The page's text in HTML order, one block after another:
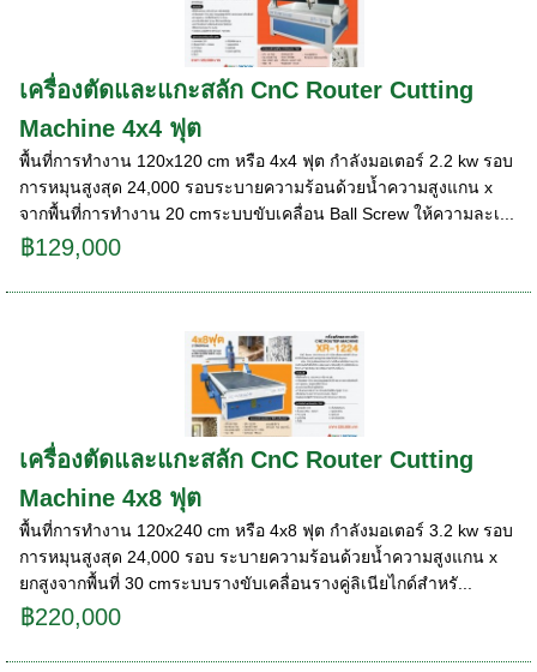
เครื่องตัดและแกะสลัก CnC Router Cutting
Machine 4x4 ฟุต
พื้นที่การทำงาน 120x120 cm หรือ 4x4 ฟุต กำลังมอเตอร์ 2.2 kw รอบ
การหมุนสูงสุด 24,000 รอบระบายความร้อนด้วยน้ำความสูงแกน x
จากพื้นที่การทำงาน 20 cmระบบขับเคลื่อน Ball Screw ให้ความละเ...
฿129,000
เครื่องตัดและแกะสลัก CnC Router Cutting
Machine 4x8 ฟุต
พื้นที่การทำงาน 120x240 cm หรือ 4x8 ฟุต กำลังมอเตอร์ 3.2 kw รอบ
การหมุนสูงสุด 24,000 รอบ ระบายความร้อนด้วยน้ำความสูงแกน x
ยกสูงจากพื้นที่ 30 cmระบบรางขับเคลื่อนรางคู่ลิเนียไกด์สำหรั...
฿220,000